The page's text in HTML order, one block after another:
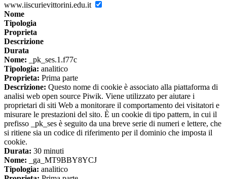
www.iiscurievittorini.edu.it
Nome
Tipologia
Proprieta
Descrizione
Durata
Nome: _pk_ses.1.f77c
Tipologia: analitico
Proprieta: Prima parte
Descrizione: Questo nome di cookie è associato alla piattaforma di
analisi web open source Piwik. Viene utilizzato per aiutare i
proprietari di siti Web a monitorare il comportamento dei visitatori e
misurare le prestazioni del sito. È un cookie di tipo pattern, in cui il
prefisso _pk_ses è seguito da una breve serie di numeri e lettere, che
si ritiene sia un codice di riferimento per il dominio che imposta il
cookie.
Durata: 30 minuti
Nome: _ga_MT9BBY8YCJ
Tipologia: analitico